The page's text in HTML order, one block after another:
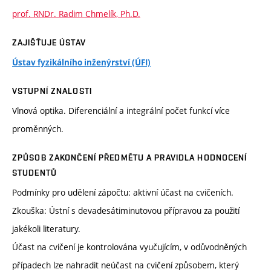
prof. RNDr. Radim Chmelík, Ph.D.
ZAJIŠŤUJE ÚSTAV
Ústav fyzikálního inženýrství (ÚFI)
VSTUPNÍ ZNALOSTI
Vlnová optika. Diferenciální a integrální počet funkcí více
proměnných.
ZPŮSOB ZAKONČENÍ PŘEDMĚTU A PRAVIDLA HODNOCENÍ
STUDENTŮ
Podmínky pro udělení zápočtu: aktivní účast na cvičeních.
Zkouška: Ústní s devadesátiminutovou přípravou za použití
jakékoli literatury.
Účast na cvičení je kontrolována vyučujícím, v odůvodněných
případech lze nahradit neúčast na cvičení způsobem, který